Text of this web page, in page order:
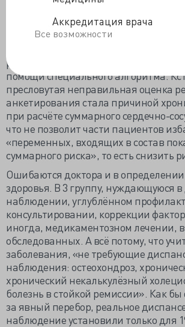
Аккредитация врача
Все возможности
позволяющее с 60-70% точностью
наличие основных неинфекционных
риска, но оценить результаты не
помощи специального алгоритма.
пресловутая неправильная оценка
анкетирования стала причиной
при расчёте суммарного сердечно-
что не позволит части пациентов
«переменных, входящих в состав
суммарного риска», то есть снизить
Ошибаются доктора и в
здоровья. В 3 группу, нуждающуюся
наблюдении, углублённом
консультировании, коррекции
иногда, медикаментозном лечении,
обследованных. А всё потому, что
заболевания, «не требующие
наблюдения: остеохондроз,
хронический некалькулёзный
болезнь в стойкой ремиссии». Как
за явный перебор, реальное
наблюдение установили только для